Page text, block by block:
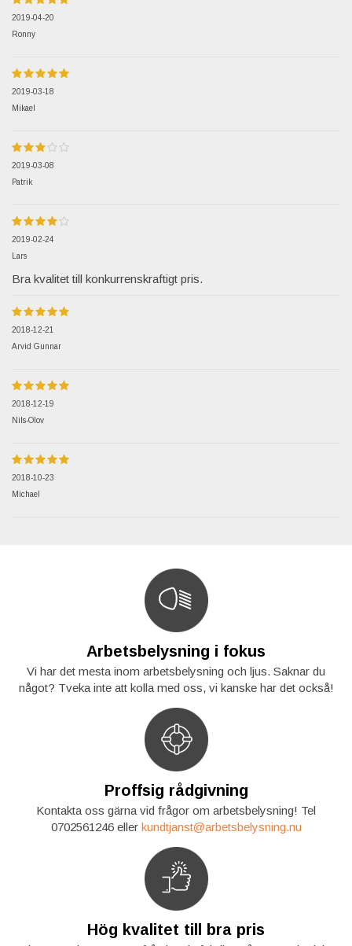
2019-04-20
Ronny
2019-03-18
Mikael
2019-03-08
Patrik
2019-02-24
Lars
Bra kvalitet till konkurrenskraftigt pris.
2018-12-21
Arvid Gunnar
2018-12-19
Nils-Olov
2018-10-23
Michael
Arbetsbelysning i fokus
Vi har det mesta inom arbetsbelysning och ljus. Saknar du
något? Tveka inte att kolla med oss, vi kanske har det också!
Proffsig rådgivning
Kontakta oss gärna vid frågor om arbetsbelysning! Tel
0702561246 eller kundtjanst@arbetsbelysning.nu
Hög kvalitet till bra pris